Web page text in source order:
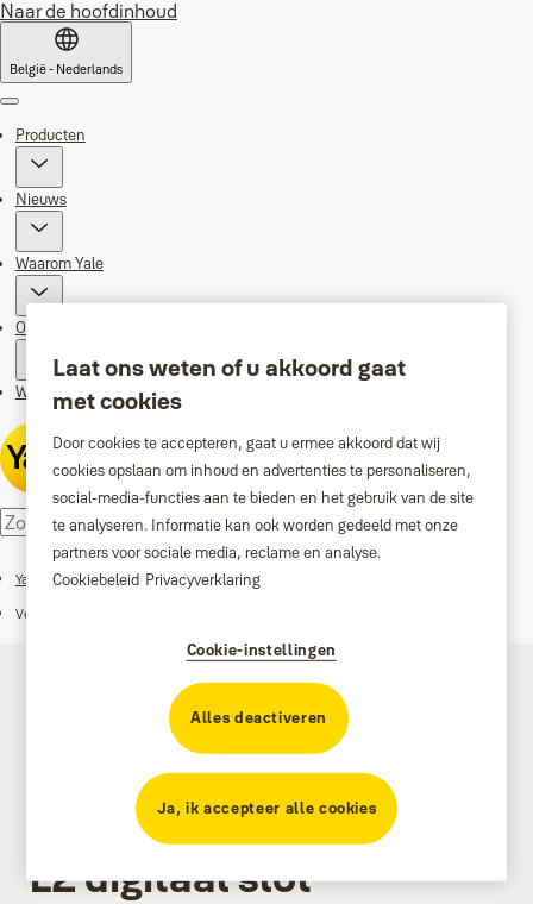
Naar de hoofdinhoud
België - Nederlands
Menu
Producten
Nieuws
Waarom Yale
Ondersteuning
Waar te koop
Yale Linus®L2 slimme deurslot
Veelgestelde vragen je Linus L2 smart lock
Vergelijk het Linus L1 en
L2 digitaal slot
Laat ons weten of u akkoord gaat
met cookies
Door cookies te accepteren, gaat u ermee akkoord dat wij
cookies opslaan om inhoud en advertenties te personaliseren,
social-media-functies aan te bieden en het gebruik van de site
te analyseren. Informatie kan ook worden gedeeld met onze
partners voor sociale media, reclame en analyse.
Cookiebeleid Privacyverklaring
Cookie-instellingen
Alles deactiveren
Ja, ik accepteer alle cookies